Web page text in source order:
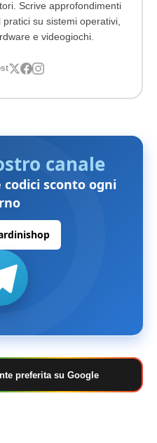
Scrive approfondimenti
su sistemi operativi,
e videogiochi.
canale
sconto ogni
preferita su Google